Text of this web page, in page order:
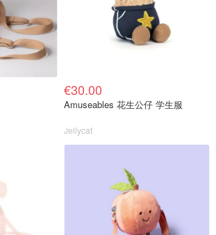
€30.00
Amuseables 花生公仔 学生服
Jellycat